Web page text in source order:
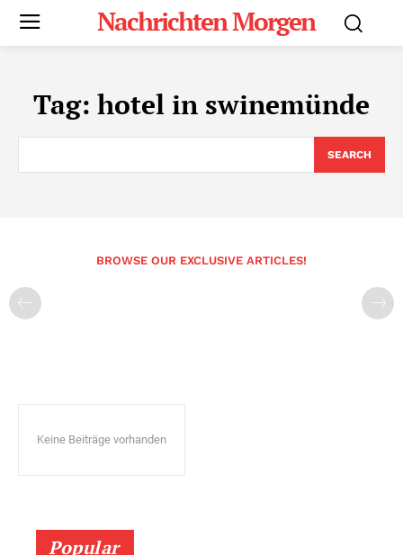
Nachrichten Morgen
Tag: hotel in swinemünde
SEARCH
BROWSE OUR EXCLUSIVE ARTICLES!
Keine Beiträge vorhanden
Popular